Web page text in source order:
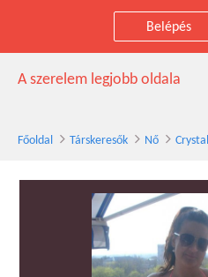
Belépés
Crystal30 társkereső
A szerelem legjobb oldala
Főoldal Társkeresők Nő